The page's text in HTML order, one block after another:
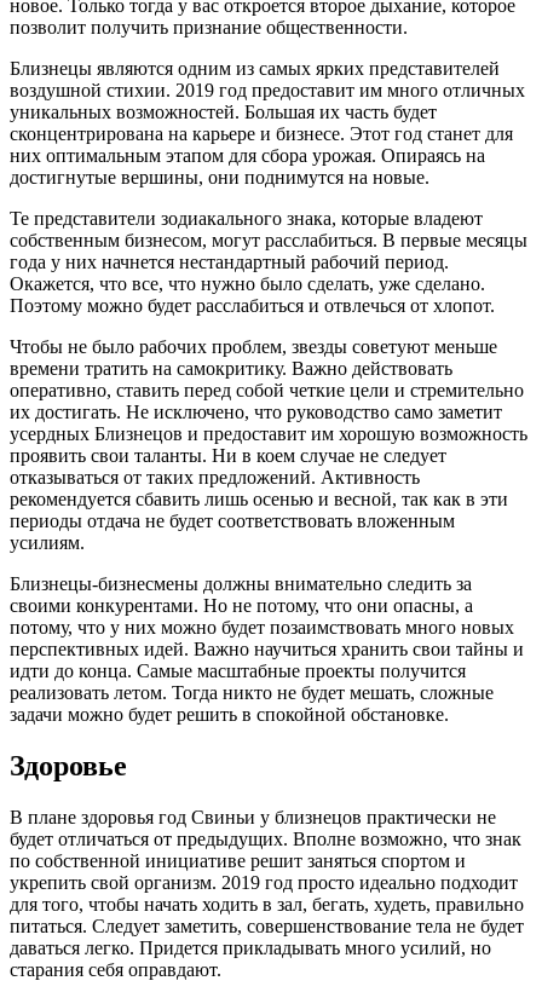
новое. Только тогда у вас откроется второе дыхание, которое
позволит получить признание общественности.
Близнецы являются одним из самых ярких представителей
воздушной стихии. 2019 год предоставит им много отличных
уникальных возможностей. Большая их часть будет
сконцентрирована на карьере и бизнесе. Этот год станет для
них оптимальным этапом для сбора урожая. Опираясь на
достигнутые вершины, они поднимутся на новые.
Те представители зодиакального знака, которые владеют
собственным бизнесом, могут расслабиться. В первые месяцы
года у них начнется нестандартный рабочий период.
Окажется, что все, что нужно было сделать, уже сделано.
Поэтому можно будет расслабиться и отвлечься от хлопот.
Чтобы не было рабочих проблем, звезды советуют меньше
времени тратить на самокритику. Важно действовать
оперативно, ставить перед собой четкие цели и стремительно
их достигать. Не исключено, что руководство само заметит
усердных Близнецов и предоставит им хорошую возможность
проявить свои таланты. Ни в коем случае не следует
отказываться от таких предложений. Активность
рекомендуется сбавить лишь осенью и весной, так как в эти
периоды отдача не будет соответствовать вложенным
усилиям.
Близнецы-бизнесмены должны внимательно следить за
своими конкурентами. Но не потому, что они опасны, а
потому, что у них можно будет позаимствовать много новых
перспективных идей. Важно научиться хранить свои тайны и
идти до конца. Самые масштабные проекты получится
реализовать летом. Тогда никто не будет мешать, сложные
задачи можно будет решить в спокойной обстановке.
Здоровье
В плане здоровья год Свиньи у близнецов практически не
будет отличаться от предыдущих. Вполне возможно, что знак
по собственной инициативе решит заняться спортом и
укрепить свой организм. 2019 год просто идеально подходит
для того, чтобы начать ходить в зал, бегать, худеть, правильно
питаться. Следует заметить, совершенствование тела не будет
даваться легко. Придется прикладывать много усилий, но
старания себя оправдают.